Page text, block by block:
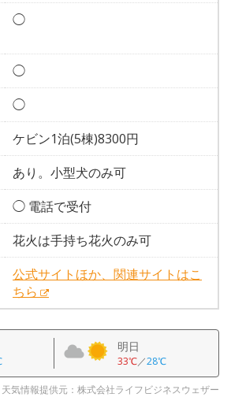
◯
◯
◯
ケビン1泊(5棟)8300円
あり。小型犬のみ可
◯ 電話で受付
花火は手持ち花火のみ可
公式サイトほか、関連サイトはこ
ちら
明日
33℃／28℃
天気情報提供元：株式会社ライフビジネスウェザー